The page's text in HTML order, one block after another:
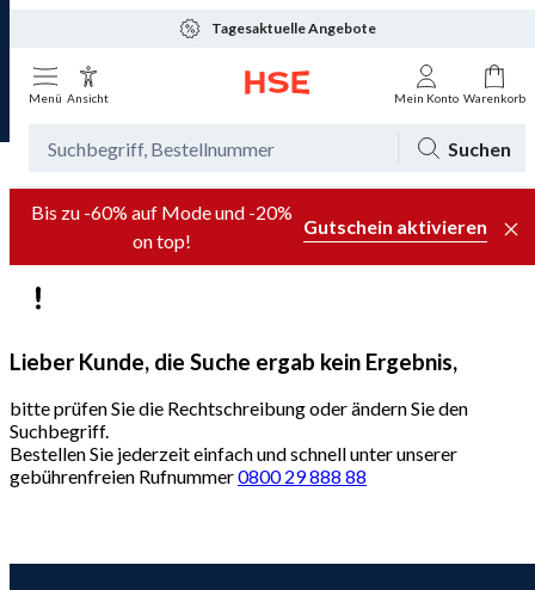
Tagesaktuelle Angebote
Menü Ansicht Mein Konto Warenkorb
Suchen
Bis zu -60% auf Mode und -20%
on top!
Gutschein aktivieren
Lieber Kunde, die Suche ergab kein Ergebnis,
bitte prüfen Sie die Rechtschreibung oder ändern Sie den
Suchbegriff.
Bestellen Sie jederzeit einfach und schnell unter unserer
gebührenfreien Rufnummer0800 29 888 88